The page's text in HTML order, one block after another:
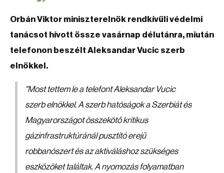
Orbán Viktor miniszterelnök rendkívüli védelmi
tanácsot hívott össze vasárnap délutánra, miután
telefonon beszélt Aleksandar Vucic szerb
elnökkel.
"Most tettem le a telefont Aleksandar Vucic
szerb elnökkel. A szerb hatóságok a Szerbiát és
Magyarországot összekötő kritikus
gázinfrastruktúránál pusztító erejű
robbanószert és az aktiváláshoz szükséges
eszközöket találtak. A nyomozás folyamatban